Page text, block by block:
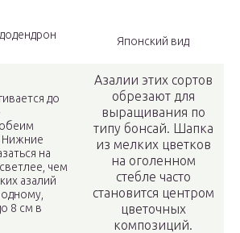
Японский вид
до
Нижние
на
чем
азалий
8 см в
Азалии этих сортов
обрезают для
выращивания по
типу бонсай. Шапка
из мелких цветков
на оголенном
стебле часто
становится центром
цветочных
композиций.